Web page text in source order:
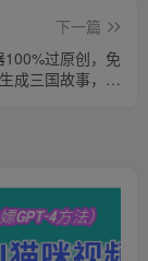
下一篇
100%过原创，免
成三国故事，日